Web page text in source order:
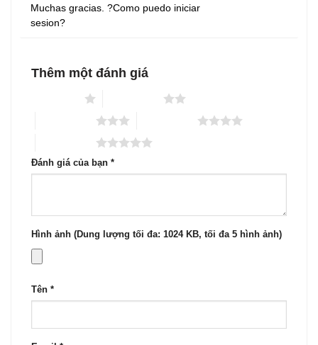
Được xếp
hạng55
sao
Muchas gracias. ?Como puedo iniciar
sesion?
Thêm một đánh giá
Đánh giá của bạn *
Hình ảnh (Dung lượng tối đa: 1024 KB, tối đa 5 hình ảnh)
Tên *